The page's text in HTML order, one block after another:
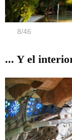
8/46
... Y el